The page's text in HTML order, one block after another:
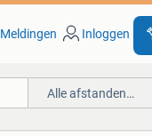
Meldingen Inloggen
Alle afstanden…